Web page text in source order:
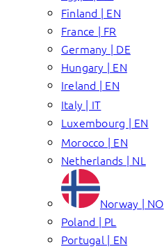
Finland | EN
France | FR
Germany | DE
Hungary | EN
Ireland | EN
Italy | IT
Luxembourg | EN
Morocco | EN
Netherlands | NL
Norway | NO
Poland | PL
Portugal | EN